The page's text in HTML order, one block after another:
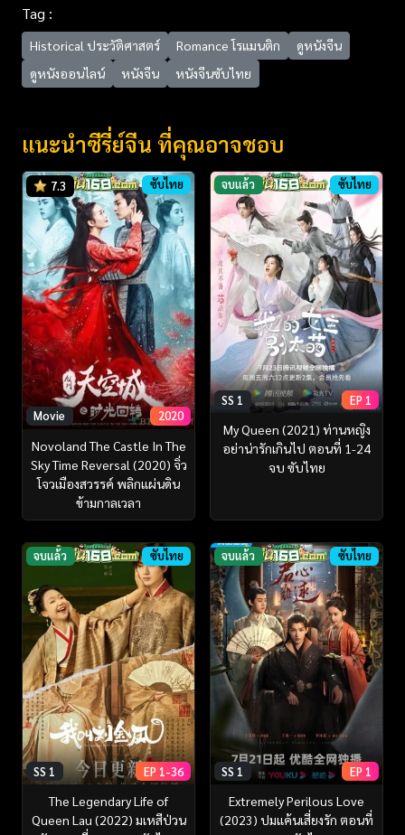
Tag :
Historical ประวัติศาสตร์ Romance โรแมนติก
ดูหนังจีน
ดูหนังออนไลน์
หนังจีน หนังจีนซับไทย
แนะนำซีรี่ย์จีน ที่คุณอาจชอบ
7.3 ซับไทย
Movie 2020
Novoland The Castle In The
Sky Time Reversal (2020) จิ่ว
โจวเมือง​สวรรค์​ พลิกแผ่นดิน
ข้ามกาลเวลา
จบแล้ว ซับไทย
SS 1 EP 1
My Queen (2021) ท่านหญิง
อย่าน่ารักเกินไป ตอนที่ 1-24
จบ ซับไทย
จบแล้ว ซับไทย
SS 1 EP 1-36
The Legendary Life of
Queen Lau (2022) มเหสีป่วน
จบแล้ว ซับไทย
SS 1 EP 1
Extremely Perilous Love
(2023) ปมแค้นเสี่ยงรัก ตอนที่